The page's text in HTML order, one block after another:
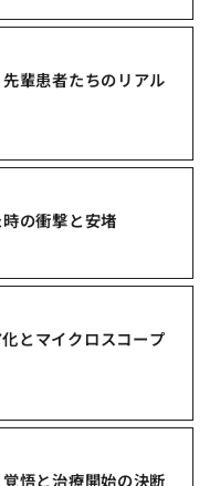
輩患者たちのリアル
の衝撃と安堵
とマイクロスコープ
悟と治療開始の決断